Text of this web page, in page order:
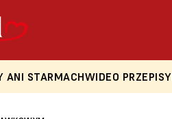
ANI STARMACHWIDEO PRZEPISY